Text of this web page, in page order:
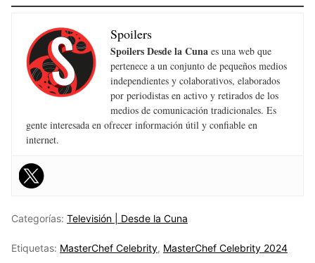
Spoilers
Spoilers Desde la Cuna es una web que
pertenece a un conjunto de pequeños medios
independientes y colaborativos, elaborados
por periodistas en activo y retirados de los
medios de comunicación tradicionales. Es
gente interesada en ofrecer información útil y confiable en
internet.
Categorías: Televisión | Desde la Cuna
Etiquetas: MasterChef Celebrity, MasterChef Celebrity 2024